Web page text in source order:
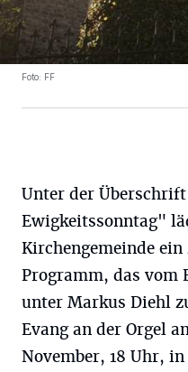
Foto: FF
Unter der
Ewigkeitssonntag"
Kirchengemeinde
Programm, das vom
unter Markus Diehl
Evang an der Orgel
November, 18 Uhr,